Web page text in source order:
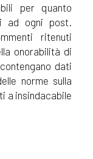
per quanto
ad ogni post.
ritenuti
onorabilità di
dati
norme sulla
a insindacabile